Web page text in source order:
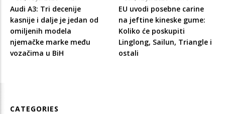
Audi A3: Tri decenije
kasnije i dalje je jedan od
omiljenih modela
njemačke marke među
vozačima u BiH
EU uvodi posebne carine
na jeftine kineske gume:
Koliko će poskupiti
Linglong, Sailun, Triangle i
ostali
CATEGORIES